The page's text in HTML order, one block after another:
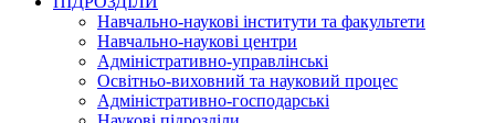
Навчально-наукові інститути та факультети
Навчально-наукові центри
Адміністративно-управлінські
Освітньо-виховний та науковий процес
Адміністративно-господарські